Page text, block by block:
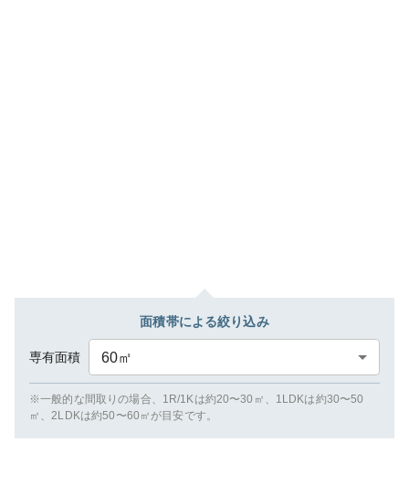
面積帯による絞り込み
専有面積 60㎡
※一般的な間取りの場合、1R/1Kは約20〜30㎡、1LDKは約30〜50
㎡、2LDKは約50〜60㎡が目安です。